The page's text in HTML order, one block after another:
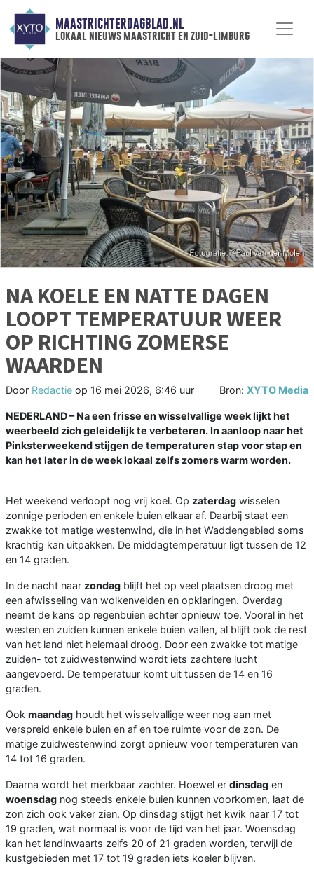
MAASTRICHTERDAGBLAD.NL
lokaal nieuws maastricht en zuid-limburg
NA KOELE EN NATTE DAGEN
LOOPT TEMPERATUUR WEER
OP RICHTING ZOMERSE
WAARDEN
Door Redactie op 16 mei 2026, 6:46 uur Bron: XYTO Media
NEDERLAND – Na een frisse en wisselvallige week lijkt het
weerbeeld zich geleidelijk te verbeteren. In aanloop naar het
Pinksterweekend stijgen de temperaturen stap voor stap en
kan het later in de week lokaal zelfs zomers warm worden.
Het weekend verloopt nog vrij koel. Op zaterdag wisselen
zonnige perioden en enkele buien elkaar af. Daarbij staat een
zwakke tot matige westenwind, die in het Waddengebied soms
krachtig kan uitpakken. De middagtemperatuur ligt tussen de 12
en 14 graden.
In de nacht naar zondag blijft het op veel plaatsen droog met
een afwisseling van wolkenvelden en opklaringen. Overdag
neemt de kans op regenbuien echter opnieuw toe. Vooral in het
westen en zuiden kunnen enkele buien vallen, al blijft ook de rest
van het land niet helemaal droog. Door een zwakke tot matige
zuiden- tot zuidwestenwind wordt iets zachtere lucht
aangevoerd. De temperatuur komt uit tussen de 14 en 16
graden.
Ook maandag houdt het wisselvallige weer nog aan met
verspreid enkele buien en af en toe ruimte voor de zon. De
matige zuidwestenwind zorgt opnieuw voor temperaturen van
14 tot 16 graden.
Daarna wordt het merkbaar zachter. Hoewel er dinsdag en
woensdag nog steeds enkele buien kunnen voorkomen, laat de
zon zich ook vaker zien. Op dinsdag stijgt het kwik naar 17 tot
19 graden, wat normaal is voor de tijd van het jaar. Woensdag
kan het landinwaarts zelfs 20 of 21 graden worden, terwijl de
kustgebieden met 17 tot 19 graden iets koeler blijven.